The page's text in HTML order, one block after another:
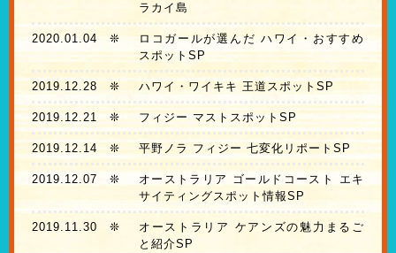
ラカイ島
2020.01.04 ❊
ロコガールが選んだ ハワイ・おすすめ
スポットSP
2019.12.28 ❊ ハワイ・ワイキキ 王道スポットSP
2019.12.21 ❊ フィジー マストスポットSP
2019.12.14 ❊ 平野ノラ フィジー 七変化リポートSP
2019.12.07 ❊
オーストラリア ゴールドコースト エキ
サイティングスポット情報SP
2019.11.30 ❊
オーストラリア ケアンズの魅力まるご
と紹介SP